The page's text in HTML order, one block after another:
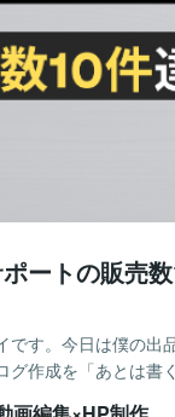
ートの販売
です。今日は僕の出
グ作成を「あとは書